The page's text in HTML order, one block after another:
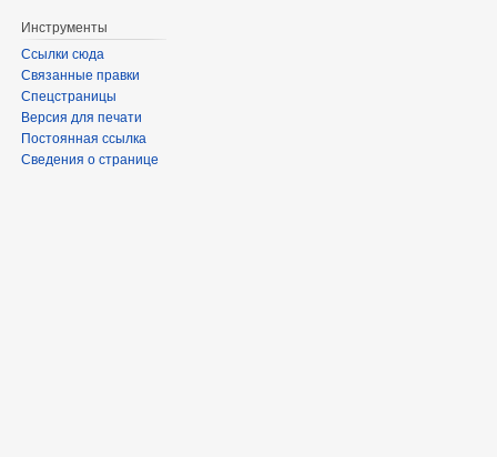
Инструменты
Ссылки сюда
Связанные правки
Спецстраницы
Версия для печати
Постоянная ссылка
Сведения о странице